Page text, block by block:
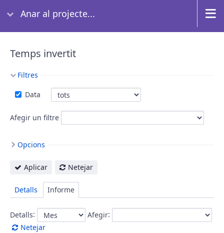
Anar al projecte...
Temps invertit
Filtres
Data
Afegir un filtre
Opcions
Aplicar Netejar
Detalls Informe
Detalls: Afegir:
Netejar